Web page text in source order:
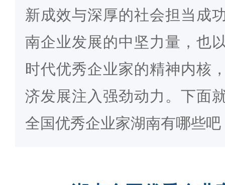
新成效与深厚的社会担当成
南企业发展的中坚力量，也
时代优秀企业家的精神内核
济发展注入强劲动力。下面
全国优秀企业家湖南有哪些吧